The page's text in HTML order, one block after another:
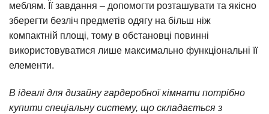
меблям. Її завдання – допомогти розташувати та якісно
зберегти безліч предметів одягу на більш ніж
компактній площі, тому в обстановці повинні
використовуватися лише максимально функціональні її
елементи.
В ідеалі для дизайну гардеробної кімнати потрібно
купити спеціальну систему, що складається з